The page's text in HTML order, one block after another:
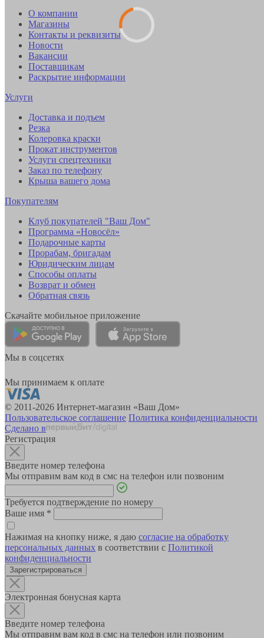
О компании
Магазины
Контакты и реквизиты
Новости
Вакансии
Поставщикам
Раскрытие информации
Услуги
Доставка и подъем
Резка
Колеровка краски
Прокат инструментов
Услуги спецтехники
Заказ по телефону
Крыша вашего дома
Покупателям
Клуб покупателей "Ваш Дом"
Программа «Новосёл»
Подарочные карты
Прорабам, бригадам
Юридическим лицам
Способы оплаты
Возврат и обмен
Обратная связь
Скачайте мобильное приложение
Мы в соцсетях
Мы принимаем к оплате
© 2011-2026 Интернет-магазин «Ваш Дом»
Пользовательское соглашение Политика конфиденциальности
Сделано в
Регистрация
Введите номер телефона
Мы отправим вам код в смс на телефон или позвоним
Требуется подтверждение по номеру
Ваше имя *
Нажимая на кнопку ниже, я даю согласие на обработку
персональных данных в соответствии с Политикой
конфиденциальности
Зарегистрироваться
Электронная бонусная карта
Введите номер телефона
Мы отправим вам код в смс на телефон или позвоним